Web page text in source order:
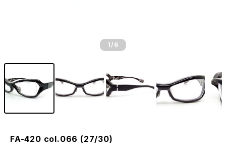
1 /6
FA-420 col.066 (27/30)